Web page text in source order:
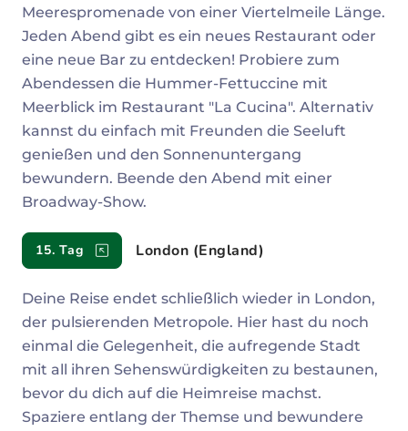
Meerespromenade von einer Viertelmeile Länge.
Jeden Abend gibt es ein neues Restaurant oder
eine neue Bar zu entdecken! Probiere zum
Abendessen die Hummer-Fettuccine mit
Meerblick im Restaurant "La Cucina". Alternativ
kannst du einfach mit Freunden die Seeluft
genießen und den Sonnenuntergang
bewundern. Beende den Abend mit einer
Broadway-Show.
15. Tag London (England)
Deine Reise endet schließlich wieder in London,
der pulsierenden Metropole. Hier hast du noch
einmal die Gelegenheit, die aufregende Stadt
mit all ihren Sehenswürdigkeiten zu bestaunen,
bevor du dich auf die Heimreise machst.
Spaziere entlang der Themse und bewundere